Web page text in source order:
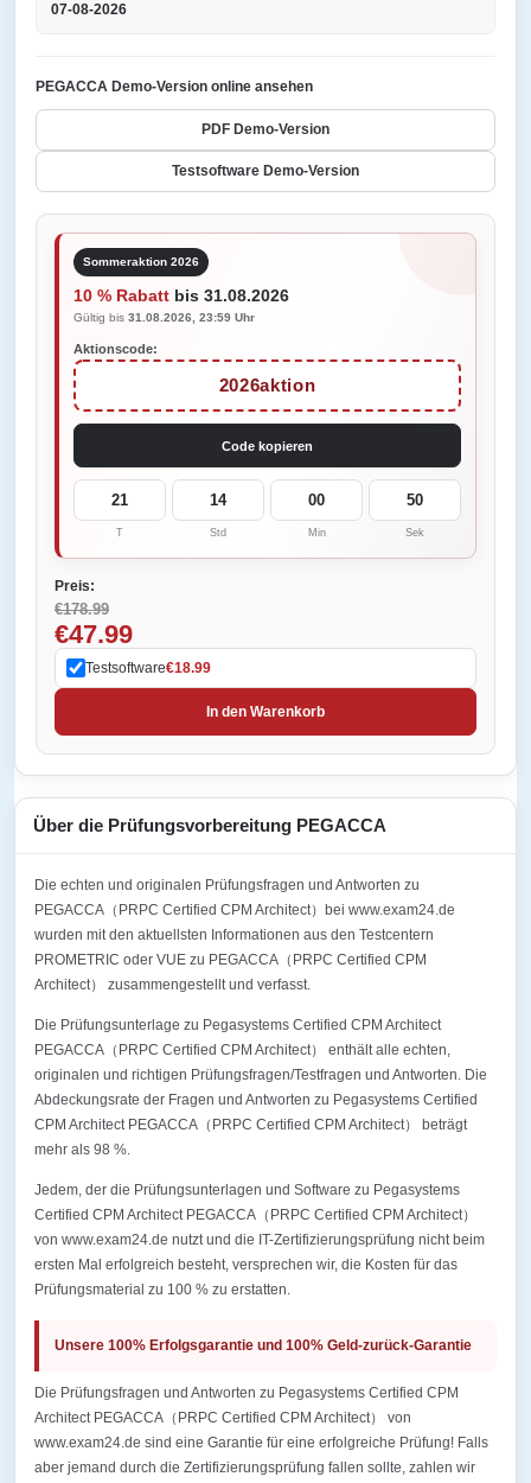
07-08-2026
PEGACCA Demo-Version online ansehen
PDF Demo-Version
Testsoftware Demo-Version
Sommeraktion 2026
10 % Rabatt bis 31.08.2026
Gültig bis 31.08.2026, 23:59 Uhr
Aktionscode:
2026aktion
Code kopieren
21
T
14
Std
00
Min
50
Sek
Preis:
€178.99
€47.99
Testsoftware€18.99
In den Warenkorb
Über die Prüfungsvorbereitung PEGACCA
Die echten und originalen Prüfungsfragen und Antworten zu
PEGACCA（PRPC Certified CPM Architect）bei www.exam24.de
wurden mit den aktuellsten Informationen aus den Testcentern
PROMETRIC oder VUE zu PEGACCA（PRPC Certified CPM
Architect） zusammengestellt und verfasst.
Die Prüfungsunterlage zu Pegasystems Certified CPM Architect
PEGACCA（PRPC Certified CPM Architect） enthält alle echten,
originalen und richtigen Prüfungsfragen/Testfragen und Antworten. Die
Abdeckungsrate der Fragen und Antworten zu Pegasystems Certified
CPM Architect PEGACCA（PRPC Certified CPM Architect） beträgt
mehr als 98 %.
Jedem, der die Prüfungsunterlagen und Software zu Pegasystems
Certified CPM Architect PEGACCA（PRPC Certified CPM Architect）
von www.exam24.de nutzt und die IT-Zertifizierungsprüfung nicht beim
ersten Mal erfolgreich besteht, versprechen wir, die Kosten für das
Prüfungsmaterial zu 100 % zu erstatten.
Unsere 100% Erfolgsgarantie und 100% Geld-zurück-Garantie
Die Prüfungsfragen und Antworten zu Pegasystems Certified CPM
Architect PEGACCA（PRPC Certified CPM Architect） von
www.exam24.de sind eine Garantie für eine erfolgreiche Prüfung! Falls
aber jemand durch die Zertifizierungsprüfung fallen sollte, zahlen wir